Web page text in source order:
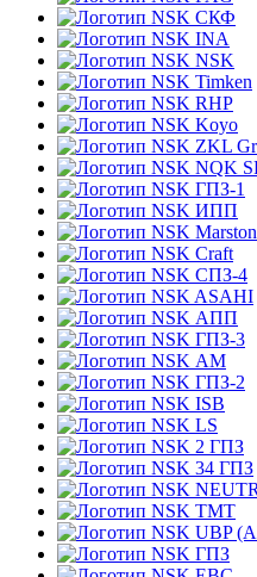
СКФ
INA
NSK
Timken
RHP
Koyo
ZKL
NQK
ГПЗ-1
ИПП
Craft
СПЗ-4
ASAHI
АПП
ГПЗ-3
АМ
ГПЗ-2
ISB
LS
2 ГПЗ
34 ГПЗ
TMT
UBP
ГПЗ